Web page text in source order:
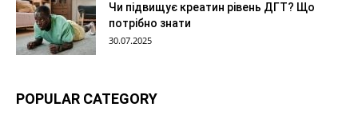
Чи підвищує креатин рівень ДГТ? Що
потрібно знати
30.07.2025
POPULAR CATEGORY